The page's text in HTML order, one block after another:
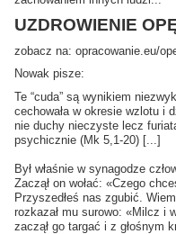
UZDROWIENIE
zobacz na: opracowanie.eu/
Nowak pisze:
Te “cuda” są wynikiem
cechowała w okresie wzlotu i
nie duchy nieczyste lecz
psychicznie (Mk 5,1-20) [...]
Był właśnie w synagodze
Zaczął on wołać: «Czego
Przyszedłeś nas zgubić.
rozkazał mu surowo: «Milcz i
zaczął go targać i z głośnym